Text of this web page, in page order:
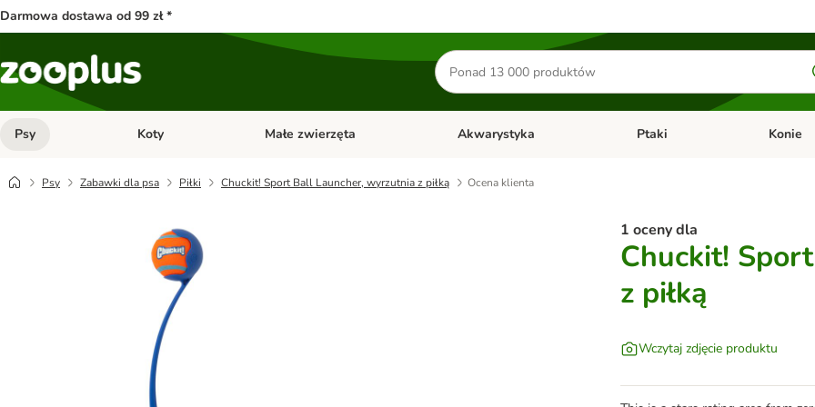
Darmowa dostawa od 99 zł *
Szukaj
produktów
Psy Otwórz menu kategorii: Psy
Koty Otwórz menu kategorii: Koty
Małe zwierzęta Otwórz menu kategorii: Małe zwierzęta
Akwarystyka Otwórz menu kategorii:
Ptaki Otwórz
Konie
Psy Zabawki dla psa Piłki Chuckit! Sport Ball Launcher, wyrzutnia z piłką Ocena klienta
1 oceny dla
Chuckit!
z piłką
Wczytaj zdjęcie produktu